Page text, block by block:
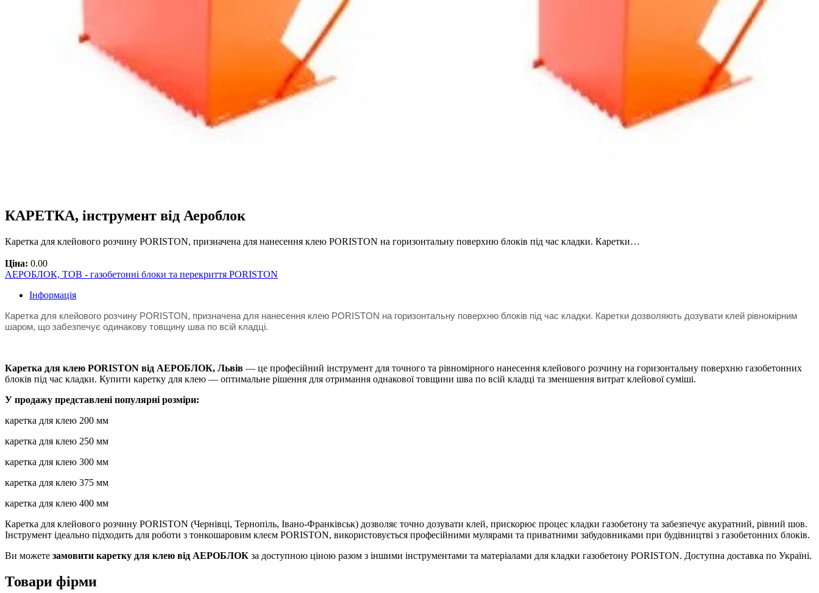
КАРЕТКА, інструмент від Аероблок
Каретка для клейового розчину PORISTON, призначена для нанесення клею PORISTON на горизонтальну поверхню блоків під час кладки. Каретки…
Ціна: 0.00
АЕРОБЛОК, ТОВ - газобетонні блоки та перекриття PORISTON
Інформація
Каретка для клейового розчину PORISTON, призначена для нанесення клею PORISTON на горизонтальну поверхню блоків під час кладки. Каретки дозволяють дозувати клей рівномірним
шаром, що забезпечує одинакову товщину шва по всій кладці.
Каретка для клею PORISTON від АЕРОБЛОК, Львів — це професійний інструмент для точного та рівномірного нанесення клейового розчину на горизонтальну поверхню газобетонних
блоків під час кладки. Купити каретку для клею — оптимальне рішення для отримання однакової товщини шва по всій кладці та зменшення витрат клейової суміші.
У продажу представлені популярні розміри:
каретка для клею 200 мм
каретка для клею 250 мм
каретка для клею 300 мм
каретка для клею 375 мм
каретка для клею 400 мм
Каретка для клейового розчину PORISTON (Чернівці, Тернопіль, Івано-Франківськ) дозволяє точно дозувати клей, прискорює процес кладки газобетону та забезпечує акуратний, рівний шов.
Інструмент ідеально підходить для роботи з тонкошаровим клеєм PORISTON, використовується професійними мулярами та приватними забудовниками при будівництві з газобетонних блоків.
Ви можете замовити каретку для клею від АЕРОБЛОК за доступною ціною разом з іншими інструментами та матеріалами для кладки газобетону PORISTON. Доступна доставка по Україні.
Товари фірми